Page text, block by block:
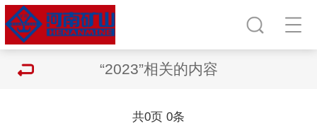
“2023”相关的内容
共0页 0条